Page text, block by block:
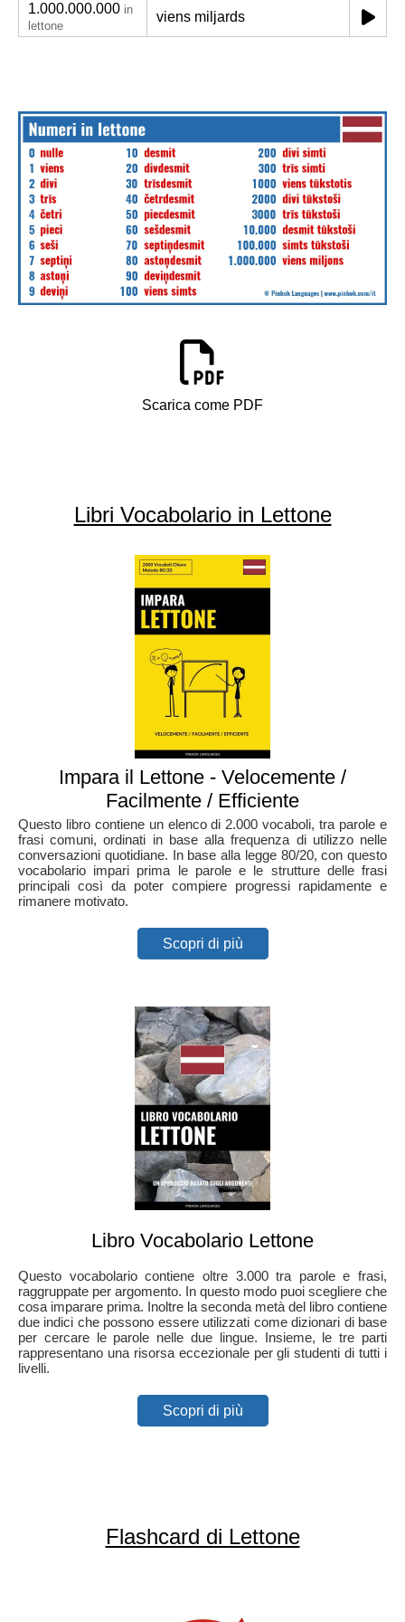
1.000.000.000 in
lettone
viens miljards
Scarica come PDF
Libri Vocabolario in Lettone
Impara il Lettone - Velocemente /
Facilmente / Efficiente
Questo libro contiene un elenco di 2.000 vocaboli, tra parole e
frasi comuni, ordinati in base alla frequenza di utilizzo nelle
conversazioni quotidiane. In base alla legge 80/20, con questo
vocabolario impari prima le parole e le strutture delle frasi
principali così da poter compiere progressi rapidamente e
rimanere motivato.
Scopri di più
Libro Vocabolario Lettone
Questo vocabolario contiene oltre 3.000 tra parole e frasi,
raggruppate per argomento. In questo modo puoi scegliere che
cosa imparare prima. Inoltre la seconda metà del libro contiene
due indici che possono essere utilizzati come dizionari di base
per cercare le parole nelle due lingue. Insieme, le tre parti
rappresentano una risorsa eccezionale per gli studenti di tutti i
livelli.
Scopri di più
Flashcard di Lettone